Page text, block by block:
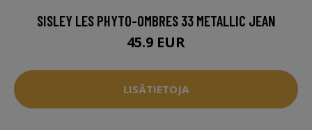
SISLEY LES PHYTO-OMBRES 33 METALLIC JEAN
45.9 EUR
LISÄTIETOJA